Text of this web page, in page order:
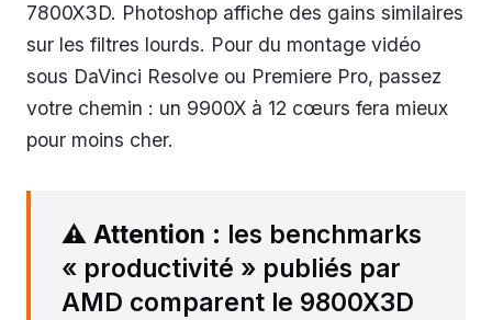
7800X3D. Photoshop affiche des gains similaires
sur les filtres lourds. Pour du montage vidéo
sous DaVinci Resolve ou Premiere Pro, passez
votre chemin : un 9900X à 12 cœurs fera mieux
pour moins cher.
⚠️ Attention : les benchmarks
« productivité » publiés par
AMD comparent le 9800X3D